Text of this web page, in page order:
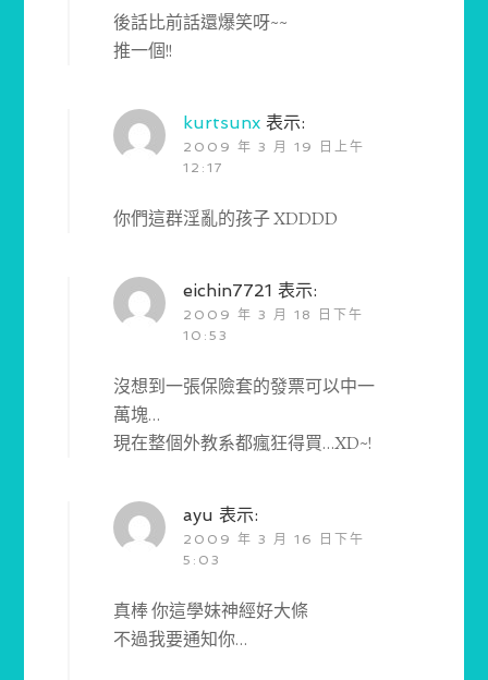
後話比前話還爆笑呀~~
推一個!!
kurtsunx 表示:
2009 年 3 月 19 日上午
12:17
你們這群淫亂的孩子 XDDDD
eichin7721 表示:
2009 年 3 月 18 日下午
10:53
沒想到一張保險套的發票可以中一
萬塊…
現在整個外教系都瘋狂得買…XD~!
ayu 表示:
2009 年 3 月 16 日下午
5:03
真棒 你這學妹神經好大條
不過我要通知你…